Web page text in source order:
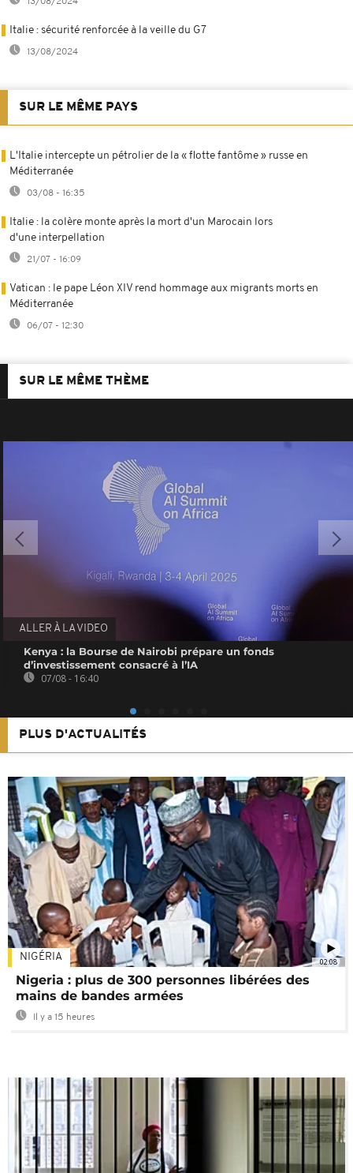
Italie : sécurité renforcée à la veille du G7
13/08/2024
SUR LE MÊME PAYS
L'Italie intercepte un pétrolier de la « flotte fantôme » russe en
Méditerranée
03/08 - 16:35
Italie : la colère monte après la mort d'un Marocain lors
d'une interpellation
21/07 - 16:09
Vatican : le pape Léon XIV rend hommage aux migrants morts en
Méditerranée
06/07 - 12:30
SUR LE MÊME THÈME
ALLER À LA VIDEO
Kenya : la Bourse de Nairobi prépare un fonds
d’investissement consacré à l’IA
07/08 - 16:40
PLUS D'ACTUALITÉS
02:08
NIGÉRIA
Nigeria : plus de 300 personnes libérées des
mains de bandes armées
Il y a 15 heures